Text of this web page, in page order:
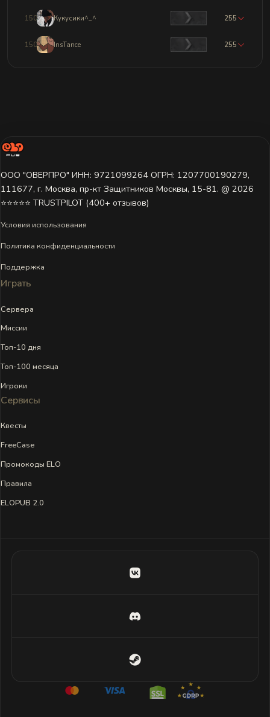
1501 Кукусики^_^ 255
1502 InsTance 255
ООО "ОВЕРПРО" ИНН: 9721099264 ОГРН: 1207700190279,
111677, г. Москва, пр-кт Защитников Москвы, 15-81. @ 2026 ㅤ
⭐⭐⭐⭐⭐ TRUSTPILOT (400+ отзывов)
Условия использования
Политика конфиденциальности
Поддержка
Играть
Сервера
Миссии
Топ-10 дня
Топ-100 месяца
Игроки
Сервисы
Квесты
FreeCase
Промокоды ELO
Правила
ELOPUB 2.0